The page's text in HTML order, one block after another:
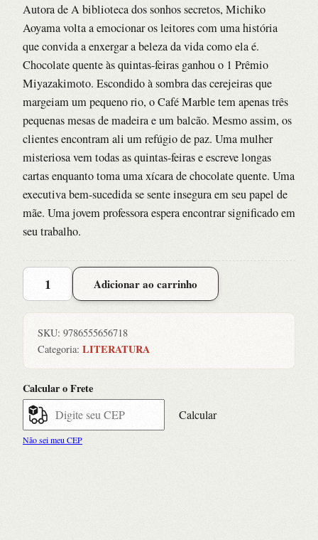
Autora de A biblioteca dos sonhos secretos, Michiko
Aoyama volta a emocionar os leitores com uma história
que convida a enxergar a beleza da vida como ela é.
Chocolate quente às quintas-feiras ganhou o 1 Prêmio
Miyazakimoto. Escondido à sombra das cerejeiras que
margeiam um pequeno rio, o Café Marble tem apenas três
pequenas mesas de madeira e um balcão. Mesmo assim, os
clientes encontram ali um refúgio de paz. Uma mulher
misteriosa vem todas as quintas-feiras e escreve longas
cartas enquanto toma uma xícara de chocolate quente. Uma
executiva bem-sucedida se sente insegura em seu papel de
mãe. Uma jovem professora espera encontrar significado em
seu trabalho.
Chocolate
Quente
feiras
quantidade
Adicionar ao carrinho
SKU: 9786555656718
Categoria: LITERATURA
Calcular o Frete
Calcular
Não sei meu CEP